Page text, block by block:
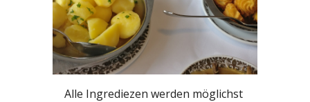
Alle Ingrediezen werden möglichst